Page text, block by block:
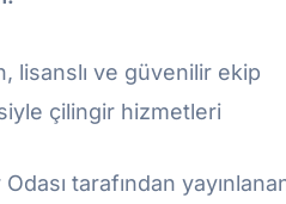
lisanslı ve güvenilir ekip
çilingir hizmetleri
Odası tarafından